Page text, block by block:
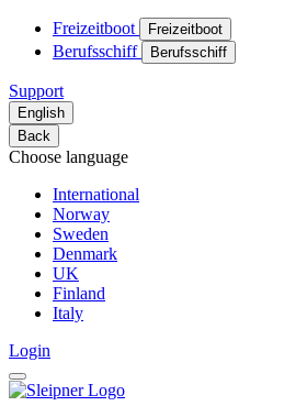
Freizeitboot Freizeitboot
Berufsschiff Berufsschiff
Support
English
Back
Choose language
International
Norway
Sweden
Denmark
UK
Finland
Italy
Login